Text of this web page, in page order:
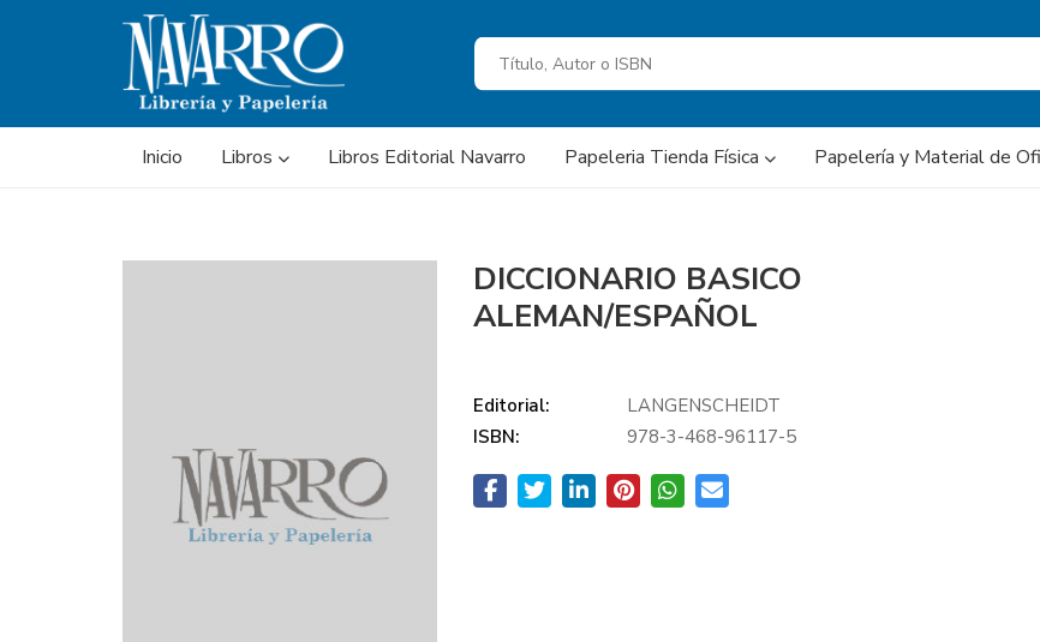
Inicio Libros Libros Editorial Navarro Papeleria Tienda Física Papelería y Material de
DICCIONARIO BASICO
ALEMAN/ESPAÑOL
Editorial:
LANGENSCHEIDT
ISBN:
978-3-468-96117-5